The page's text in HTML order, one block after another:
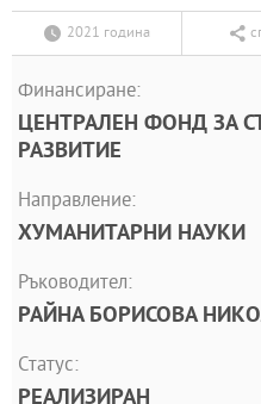
2021 година
Финансиране:
ЦЕНТРАЛЕН ФОНД ЗА
РАЗВИТИЕ
Направление:
ХУМАНИТАРНИ НАУКИ
Ръководител:
РАЙНА БОРИСОВА
Статус: